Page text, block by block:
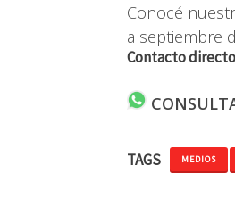
Conocé
a septiembre
Contacto
TAGS MEDIOS